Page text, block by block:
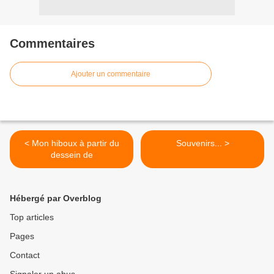
Commentaires
Ajouter un commentaire
< Mon hiboux à partir du
dessein de
Souvenirs... >
Hébergé par Overblog
Top articles
Pages
Contact